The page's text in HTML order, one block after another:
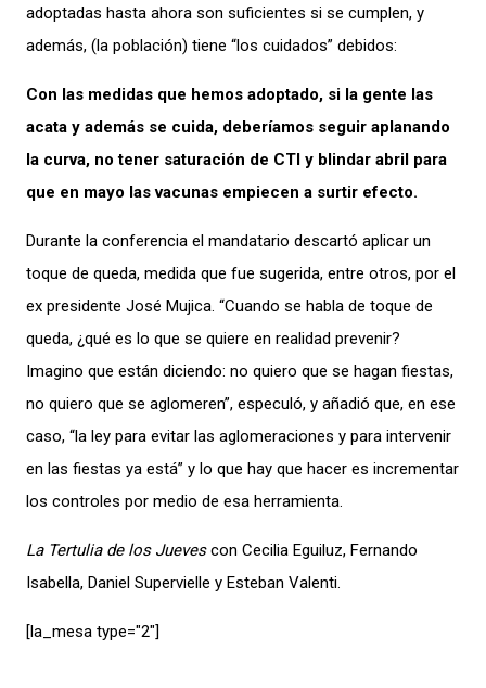
adoptadas hasta ahora son suficientes si se cumplen, y
además, (la población) tiene “los cuidados” debidos:
Con las medidas que hemos adoptado, si la gente las
acata y además se cuida, deberíamos seguir aplanando
la curva, no tener saturación de CTI y blindar abril para
que en mayo las vacunas empiecen a surtir efecto.
Durante la conferencia el mandatario descartó aplicar un
toque de queda, medida que fue sugerida, entre otros, por el
ex presidente José Mujica. “Cuando se habla de toque de
queda, ¿qué es lo que se quiere en realidad prevenir?
Imagino que están diciendo: no quiero que se hagan fiestas,
no quiero que se aglomeren”, especuló, y añadió que, en ese
caso, “la ley para evitar las aglomeraciones y para intervenir
en las fiestas ya está” y lo que hay que hacer es incrementar
los controles por medio de esa herramienta.
La Tertulia de los Juevescon Cecilia Eguiluz, Fernando
Isabella, Daniel Supervielle y Esteban Valenti.
[la_mesa type="2″]